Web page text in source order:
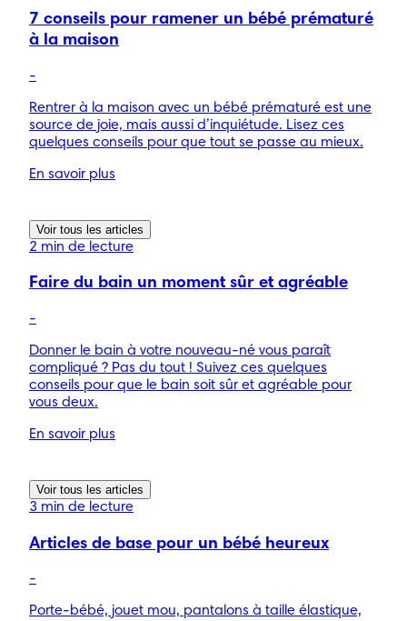
7 conseils pour ramener un bébé prématuré
à la maison
-
Rentrer à la maison avec un bébé prématuré est une
source de joie, mais aussi d’inquiétude. Lisez ces
quelques conseils pour que tout se passe au mieux.
En savoir plus
Voir tous les articles
2 min de lecture
Faire du bain un moment sûr et agréable
-
Donner le bain à votre nouveau-né vous paraît
compliqué ? Pas du tout ! Suivez ces quelques
conseils pour que le bain soit sûr et agréable pour
vous deux.
En savoir plus
Voir tous les articles
3 min de lecture
Articles de base pour un bébé heureux
-
Porte-bébé, jouet mou, pantalons à taille élastique,